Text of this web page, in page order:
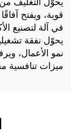
قوية، ويفتح
في آلة لتصنيع
يحوّل نفقة
نمو الأعمال،
ميزات تنافسية